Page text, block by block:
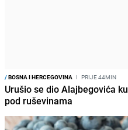
/BOSNA I HERCEGOVINA I PRIJE 44MIN
Urušio se dio Alajbegovića
pod ruševinama